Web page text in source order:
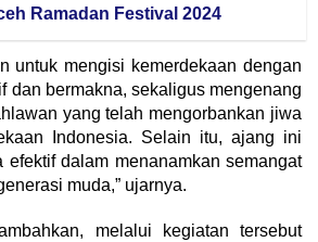
Ramadan Festival 2024
untuk mengisi kemerdekaan dengan
dan bermakna, sekaligus mengenang
yang telah mengorbankan jiwa
Indonesia. Selain itu, ajang ini
efektif dalam menanamkan semangat
muda,” ujarnya.
melalui kegiatan tersebut